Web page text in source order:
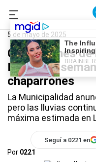
0221.com.ar
5 de mayo de 2025
Con un lunes
Plata una
chaparrones
La Municipalidad
pero las lluvias
máxima estimada en
Seguí a 0221 en
Por 0221